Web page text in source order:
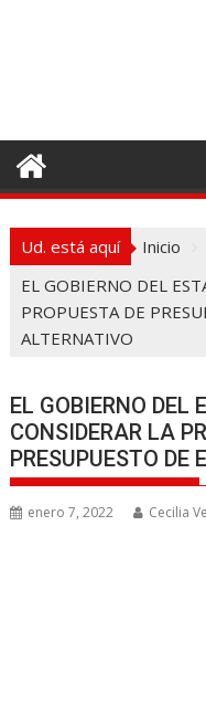
o
t
Ud. está aquí Inicio
EL GOBIERNO DEL
PROPUESTA DE
ALTERNATIVO
EL GOBIERNO DEL
CONSIDERAR LA
PRESUPUESTO DE
enero 7, 2022 Cecilia